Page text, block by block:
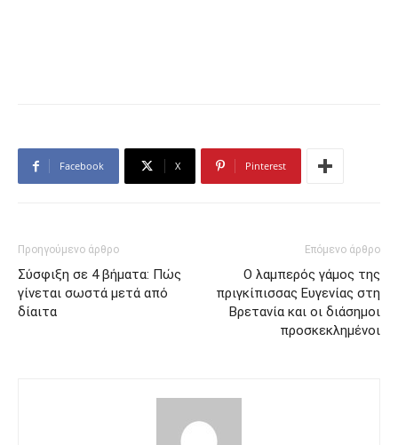
Facebook X Pinterest
Προηγούμενο άρθρο
Σύσφιξη σε 4 βήματα: Πώς
γίνεται σωστά μετά από
δίαιτα
Επόμενο άρθρο
Ο λαμπερός γάμος της
πριγκίπισσας Ευγενίας στη
Βρετανία και οι διάσημοι
προσκεκλημένοι